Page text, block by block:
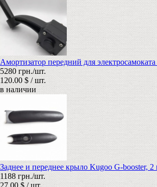
Амортизатор передний для
5280 грн./шт.
120.00 $ / шт.
в наличии
Заднее и переднее крыло Kugoo G-booster, 2
1188 грн./шт.